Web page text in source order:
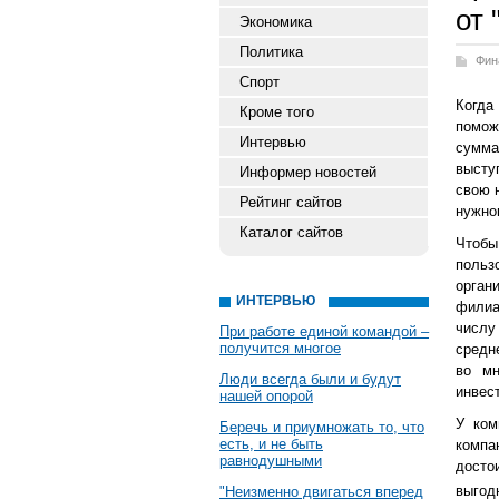
Экономика
Политика
Спорт
Кроме того
Интервью
Информер новостей
Рейтинг сайтов
Каталог сайтов
ИНТЕРВЬЮ
При работе единой командой –
получится многое
Люди всегда были и будут
нашей опорой
Беречь и приумножать то, что
есть, и не быть
равнодушными
"Неизменно двигаться вперед
от
свою
во
У